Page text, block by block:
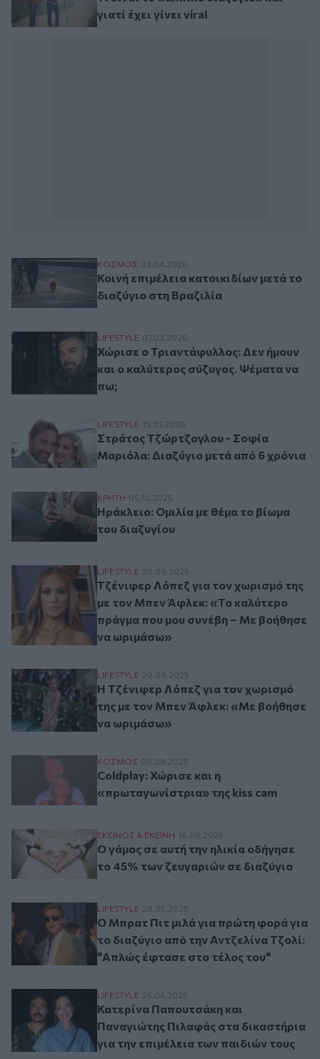
γιατί έχει γίνει viral
Κοινή επιμέλεια κατοικιδίων μετά το
ΚΟΣΜΟΣ 02.04.2026
Κοινή επιμέλεια κατοικιδίων μετά το
διαζύγιο στη Βραζιλία
Χώρισε ο Τριαντάφυλλος: Δεν ήμουν και
LIFESTYLE 07.03.2026
Χώρισε ο Τριαντάφυλλος: Δεν ήμουν
και ο καλύτερος σύζυγος. Ψέματα να
πω;
Στράτος Τζώρτζογλου - Σοφία Μαριόλα:
LIFESTYLE 15.01.2026
Στράτος Τζώρτζογλου - Σοφία
Μαριόλα: Διαζύγιο μετά από 6 χρόνια
Ηράκλειο: Ομιλία με θέμα το βίωμα του
ΚΡΗΤΗ 05.10.2025
Ηράκλειο: Ομιλία με θέμα το βίωμα
του διαζυγίου
Τζένιφερ Λόπεζ για τον χωρισμό της
LIFESTYLE 30.09.2025
Τζένιφερ Λόπεζ για τον χωρισμό της
με τον Μπεν Άφλεκ: «Το καλύτερο
πράγμα που μου συνέβη – Με βοήθησε
να ωριμάσω»
Η Τζένιφερ Λόπεζ για τον χωρισμό της
LIFESTYLE 29.09.2025
Η Τζένιφερ Λόπεζ για τον χωρισμό
της με τον Μπεν Άφλεκ: «Με βοήθησε
να ωριμάσω»
Coldplay: Χώρισε και η
ΚΟΣΜΟΣ 08.09.2025
Coldplay: Χώρισε και η
«πρωταγωνίστρια» της kiss cam
O γάμος σε αυτή την ηλικία οδήγησε το
ΕΚΕΙΝΟΣ & ΕΚΕΙΝΗ 16.08.2025
O γάμος σε αυτή την ηλικία οδήγησε
το 45% των ζευγαριών σε διαζύγιο
Ο Μπρατ Πιτ μιλά για πρώτη φορά για το
LIFESTYLE 28.05.2025
Ο Μπρατ Πιτ μιλά για πρώτη φορά για
το διαζύγιο από την Αντζελίνα Τζολί:
"Απλώς έφτασε στο τέλος του"
Κατερίνα Παπουτσάκη και Παναγιώτης
LIFESTYLE 25.04.2025
Κατερίνα Παπουτσάκη και
Παναγιώτης Πιλαφάς στα δικαστήρια
για την επιμέλεια των παιδιών τους